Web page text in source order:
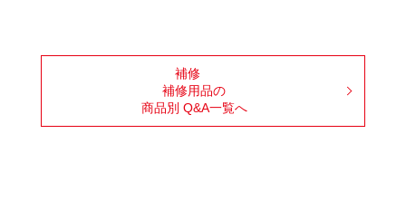
補修
補修用品の
商品別 Q&A一覧へ